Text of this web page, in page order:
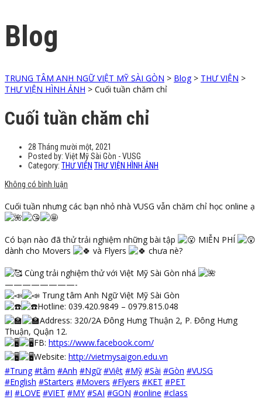
Blog
TRUNG TÂM ANH NGỮ VIỆT MỸ SÀI GÒN > Blog> THƯ VIỆN >
THƯ VIỆN HÌNH ẢNH > Cuối tuần chăm chỉ
Cuối tuần chăm chỉ
28 Tháng mười một, 2021
Posted by: Việt Mỹ Sài Gòn - VUSG
Category: THƯ VIỆN THƯ VIỆN HÌNH ẢNH
Không có bình luận
Cuối tuần nhưng các bạn nhỏ nhà VUSG vẫn chăm chỉ học online ạ
Có bạn nào đã thử trải nghiệm những bài tập
MIỄN PHÍ
dành cho Movers
và Flyers
chưa nè?
Cùng trải nghiệm thử với Việt Mỹ Sài Gòn nhá
————————-
Trung tâm Anh Ngữ Việt Mỹ Sài Gòn
Hotline: 039.420.9849 – 0979.815.048
Address: 320/2A Đông Hưng Thuận 2, P. Đông Hưng
Thuận, Quận 12.
FB: https://www.facebook.com/
Website: http://vietmysaigon.edu.vn
#Trung #tâm #Anh #Ngữ #Việt #Mỹ #Sài #Gòn #VUSG
#English #Starters #Movers #Flyers #KET #PET
#I #LOVE #VIET #MY #SAI #GON #online #class